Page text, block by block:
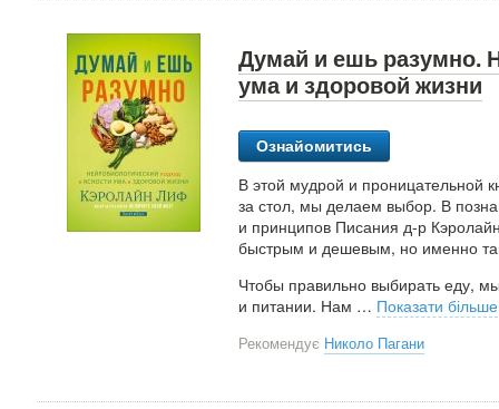
Думай и ешь разумно.
ума и здоровой жизни
Ознайомитись
В этой мудрой и проницательной
за стол, мы делаем выбор. В
и принципов Писания д-р
быстрым и дешевым, но именно
Чтобы правильно выбирать еду,
и питании. Нам … Показати більше
Рекомендує Николо Пагани